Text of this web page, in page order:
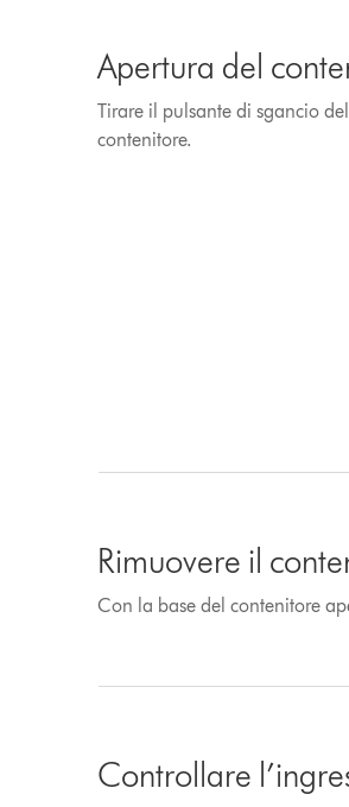
Apertura del
Tirare il pulsante di sgancio
contenitore.
Rimuovere il
Con la base del contenitore
Controllare